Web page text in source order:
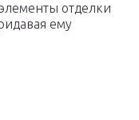
отделки
ему